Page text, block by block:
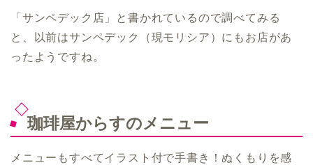
「サンペデック店」と書かれているので調べてみる
と、以前はサンペデック（現モリシア）にもお店があ
ったようですね。
珈琲屋からすのメニュー
メニューもすべてイラスト付で手書き！ぬくもりを感